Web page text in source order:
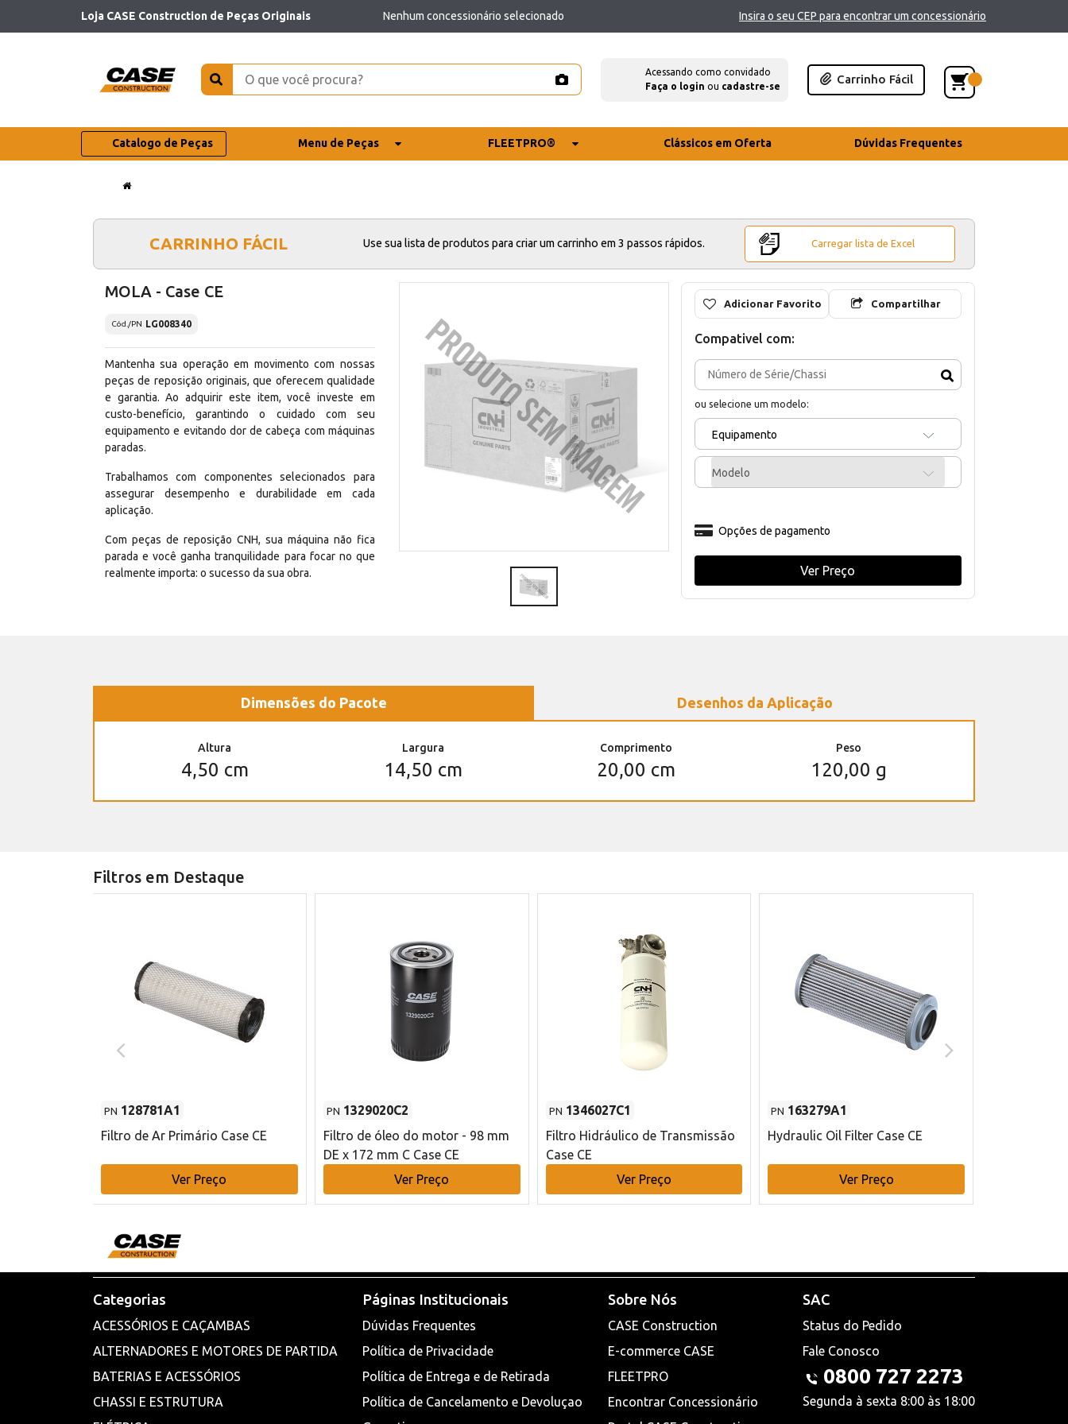
Loja CASE Construction de Peças Originais Nenhum concessionário selecionado Insira o seu CEP para encontrar um concessionário
Acessando como convidado
Faça o login ou cadastre-se
Carrinho Fácil
Catalogo de Peças Menu de Peças FLEETPRO® Clássicos em Oferta Dúvidas Frequentes
CARRINHO FÁCIL Use sua lista de produtos para criar um carrinho em 3 passos rápidos. Carregar lista de Excel
MOLA - Case CE
Cód./PN LG008340
Mantenha sua operação em movimento com nossas
peças de reposição originais, que oferecem qualidade
e garantia. Ao adquirir este item, você investe em
custo-benefício, garantindo o cuidado com seu
equipamento e evitando dor de cabeça com máquinas
paradas.
Trabalhamos com componentes selecionados para
assegurar desempenho e durabilidade em cada
aplicação.
Com peças de reposição CNH, sua máquina não fica
parada e você ganha tranquilidade para focar no que
realmente importa: o sucesso da sua obra.
Adicionar Favorito Compartilhar
Compativel com:
ou selecione um modelo:
Equipamento
Modelo
Opções de pagamento
Ver Preço
Dimensões do Pacote Desenhos da Aplicação
Altura
4,50 cm
Largura
14,50 cm
Comprimento
20,00 cm
Peso
120,00 g
Filtros em Destaque
PN 128781A1
Filtro de Ar Primário Case CE
Ver Preço
PN 1329020C2
Filtro de óleo do motor - 98 mm
DE x 172 mm C Case CE
Ver Preço
PN 1346027C1
Filtro Hidráulico de Transmissão
Case CE
Ver Preço
PN 163279A1
Hydraulic Oil Filter Case CE
Ver Preço
Categorias
ACESSÓRIOS E CAÇAMBAS
ALTERNADORES E MOTORES DE PARTIDA
BATERIAS E ACESSÓRIOS
CHASSI E ESTRUTURA
Páginas Institucionais
Dúvidas Frequentes
Política de Privacidade
Política de Entrega e de Retirada
Política de Cancelamento e Devoluçao
Sobre Nós
CASE Construction
E-commerce CASE
FLEETPRO
Encontrar Concessionário
SAC
Status do Pedido
Fale Conosco
0800 727 2273
Segunda à sexta 8:00 às 18:00